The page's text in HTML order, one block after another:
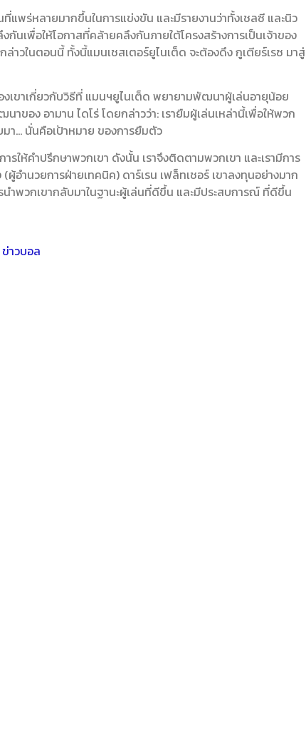
แพร่หลายมากขึ้นในการแข่งขัน และมีรายงานว่าทั้งเชลซี และนิว
นเพื่อให้โอกาสที่คล้ายคลึงกันภายใต้โครงสร้างการเป็นเจ้าของ
ล่าวในตอนนี้ ทั้งนี้แมนเชสเตอร์ยูไนเต็ด จะต้องดึง กูเตียร์เรซ มาสู่
งเขาเกี่ยวกับวิธีที่ แมนฯยูไนเต็ด พยายามพัฒนาผู้เล่นอายุน้อย
ของ อามาน ไดโร่ โดยกล่าวว่า: เรายืมผู้เล่นเหล่านี้เพื่อให้พวก
า… นั่นคือเป้าหมาย ของการยืมตัว
รให้คำปรึกษาพวกเขา ดังนั้น เราจึงติดตามพวกเขา และเรามีการ
อำนวยการฝ่ายเทคนิค) ดาร์เรน เฟล็ทเชอร์ เขาลงทุนอย่างมาก
นำพวกเขากลับมาในฐานะผู้เล่นที่ดีขึ้น และมีประสบการณ์ ที่ดีขึ้น
ข่าวบอล